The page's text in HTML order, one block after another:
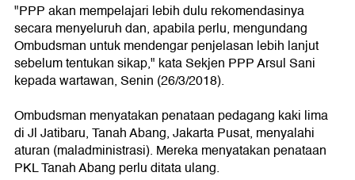
"PPP akan mempelajari lebih dulu rekomendasinya
secara menyeluruh dan, apabila perlu, mengundang
Ombudsman untuk mendengar penjelasan lebih lanjut
sebelum tentukan sikap," kata Sekjen PPP Arsul Sani
kepada wartawan, Senin (26/3/2018).
Ombudsman menyatakan penataan pedagang kaki lima
di Jl Jatibaru, Tanah Abang, Jakarta Pusat, menyalahi
aturan (maladministrasi). Mereka menyatakan penataan
PKL Tanah Abang perlu ditata ulang.